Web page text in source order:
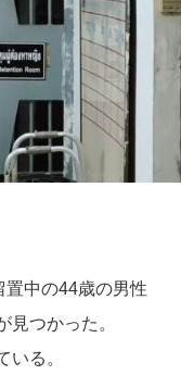
置中の44歳の男性
つかった。
いる。